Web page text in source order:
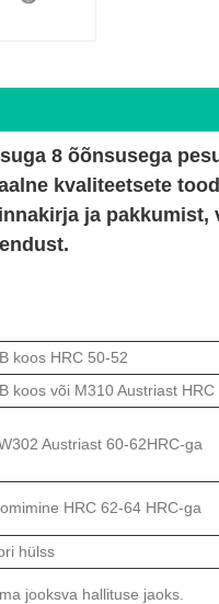
8 õõnsusega
kvaliteetsete
ja
koos HRC 50-52
koos või M310 Austriast
Austriast 60-62HRC-ga
HRC 62-64 HRC-ga
hülss
jooksva hallituse jaoks.